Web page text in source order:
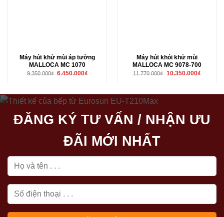
Máy hút khử mùi áp tường
MALLOCA MC 1070
9.350.000₫ Giá
6.450.000₫Giá
6.450.000₫.
Máy hút khói khử mùi
MALLOCA MC 9078-700
11.770.000₫ Giá
10.350.000₫Giá
ĐĂNG KÝ TƯ VẤN / NHẬN ƯU
ĐÃI MỚI NHẤT